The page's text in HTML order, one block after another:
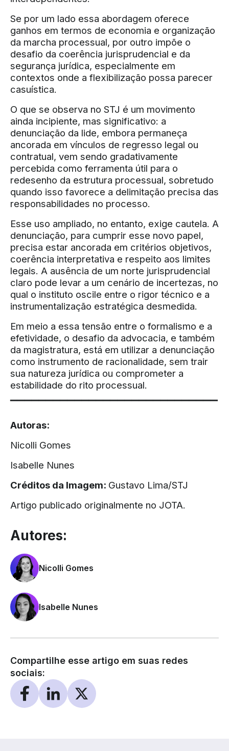
Se por um lado essa abordagem oferece
ganhos em termos de economia e organização
da marcha processual, por outro impõe o
desafio da coerência jurisprudencial e da
segurança jurídica, especialmente em
contextos onde a flexibilização possa parecer
casuística.
O que se observa no STJ é um movimento
ainda incipiente, mas significativo: a
denunciação da lide, embora permaneça
ancorada em vínculos de regresso legal ou
contratual, vem sendo gradativamente
percebida como ferramenta útil para o
redesenho da estrutura processual, sobretudo
quando isso favorece a delimitação precisa das
responsabilidades no processo.
Esse uso ampliado, no entanto, exige cautela. A
denunciação, para cumprir esse novo papel,
precisa estar ancorada em critérios objetivos,
coerência interpretativa e respeito aos limites
legais. A ausência de um norte jurisprudencial
claro pode levar a um cenário de incertezas, no
qual o instituto oscile entre o rigor técnico e a
instrumentalização estratégica desmedida.
Em meio a essa tensão entre o formalismo e a
efetividade, o desafio da advocacia, e também
da magistratura, está em utilizar a denunciação
como instrumento de racionalidade, sem trair
sua natureza jurídica ou comprometer a
estabilidade do rito processual.
▔▔▔▔▔▔▔▔▔▔▔▔▔▔▔▔▔▔▔▔▔▔▔▔▔▔▔▔▔
Autoras:
Nicolli Gomes
Isabelle Nunes
Créditos da Imagem: Gustavo Lima/STJ
Artigo publicado originalmente no JOTA.
Autores:
Nicolli Gomes
Isabelle Nunes
Compartilhe esse artigo em suas redes
sociais: